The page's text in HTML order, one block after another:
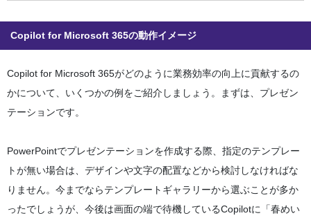
Copilot for Microsoft 365の動作イメージ
Copilot for Microsoft 365がどのように業務効率の向上に貢献するの
かについて、いくつかの例をご紹介しましょう。まずは、プレゼン
テーションです。
PowerPointでプレゼンテーションを作成する際、指定のテンプレー
トが無い場合は、デザインや文字の配置などから検討しなければな
りません。今までならテンプレートギャラリーから選ぶことが多か
ったでしょうが、今後は画面の端で待機しているCopilotに「春めい